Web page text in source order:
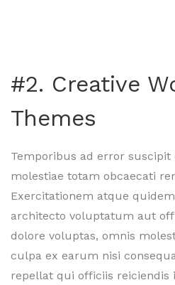
#2. Creative
Themes
Temporibus ad error
molestiae totam obcaecati
Exercitationem atque
architecto voluptatum aut
dolore voluptas, omnis
culpa ex earum nisi
repellat qui officiis reiciendis